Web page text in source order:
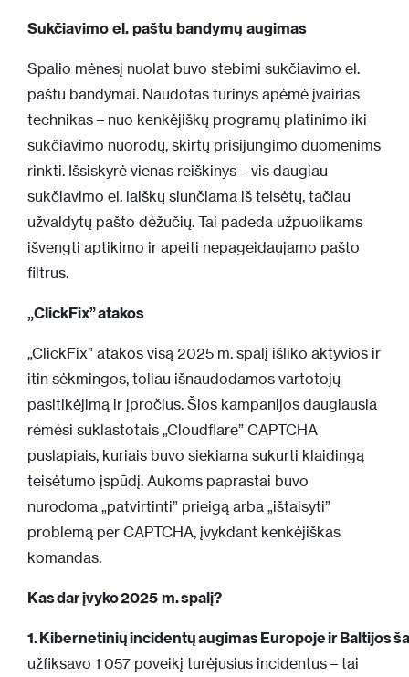
Sukčiavimo el. paštu bandymų augimas
Spalio mėnesį nuolat buvo stebimi sukčiavimo el.
paštu bandymai. Naudotas turinys apėmė įvairias
technikas – nuo kenkėjiškų programų platinimo iki
sukčiavimo nuorodų, skirtų prisijungimo duomenims
rinkti. Išsiskyrė vienas reiškinys – vis daugiau
sukčiavimo el. laiškų siunčiama iš teisėtų, tačiau
užvaldytų pašto dėžučių. Tai padeda užpuolikams
išvengti aptikimo ir apeiti nepageidaujamo pašto
filtrus.
„ClickFix” atakos
„ClickFix” atakos visą 2025 m. spalį išliko aktyvios ir
itin sėkmingos, toliau išnaudodamos vartotojų
pasitikėjimą ir įpročius. Šios kampanijos daugiausia
rėmėsi suklastotais „Cloudflare” CAPTCHA
puslapiais, kuriais buvo siekiama sukurti klaidingą
teisėtumo įspūdį. Aukoms paprastai buvo
nurodoma „patvirtinti” prieigą arba „ištaisyti”
problemą per CAPTCHA, įvykdant kenkėjiškas
komandas.
Kas dar įvyko 2025 m. spalį?
1.Kibernetinių incidentų augimas Europoje ir Baltijos
užfiksavo 1 057 poveikį turėjusius incidentus – tai